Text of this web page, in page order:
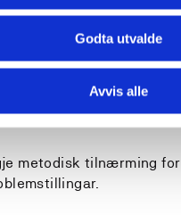
Godta utvalde
Avvis alle
over muligheitane
feilkjelder og feiltolkingar
metodisk tilnærming